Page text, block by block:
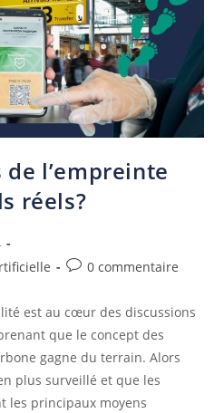
l’empreinte
réels?
0 commentaire
est au cœur des discussions
que le concept des
gagne du terrain. Alors
plus surveillé et que les
les principaux moyens